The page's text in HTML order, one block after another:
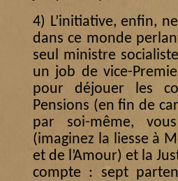
4) L’initiative, enfin,
dans ce monde
seul ministre
un job de vice-
pour déjouer les
Pensions (en fin de
par soi-même,
(imaginez la liesse à
et de l’Amour) et la
compte : sept